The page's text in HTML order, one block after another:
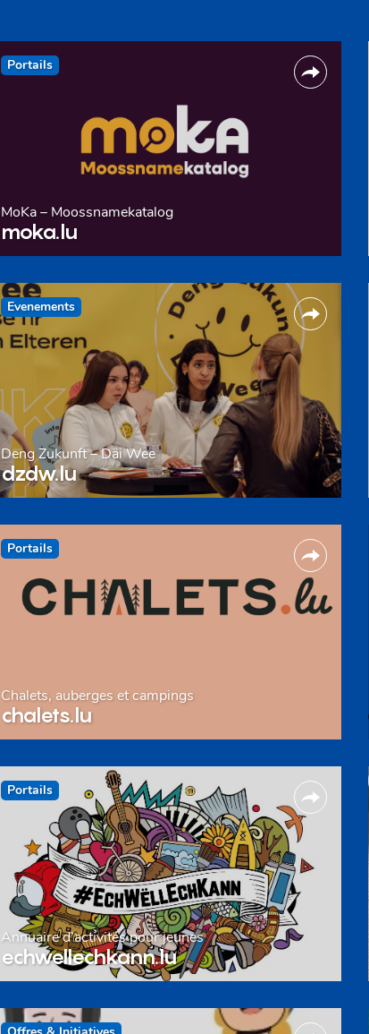
Portails
MoKa – Moossnamekatalog
moka.lu
Evenements
Deng Zukunft – Däi Wee
dzdw.lu
Portails
Chalets, auberges et campings
chalets.lu
Portails
Annuaire d’activités pour jeunes
echwellechkann.lu